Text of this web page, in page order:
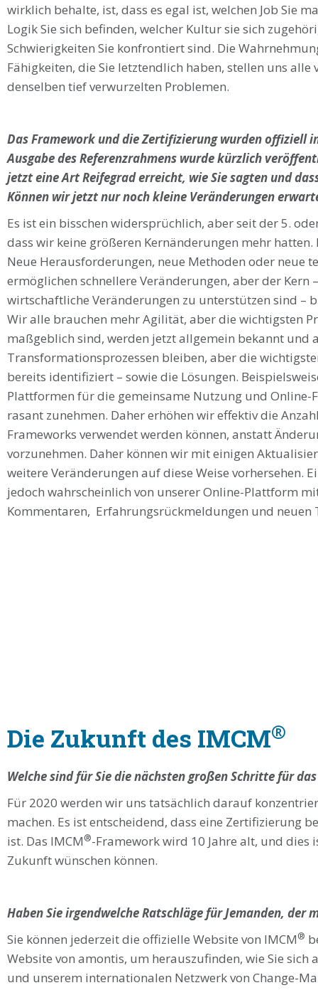
wirklich behalte, ist, dass es egal ist, welchen Job Sie
Logik Sie sich befinden, welcher Kultur sie sich
Schwierigkeiten Sie konfrontiert sind. Die
Fähigkeiten, die Sie letztendlich haben, stellen uns
denselben tief verwurzelten Problemen.
Das Framework und die Zertifizierung wurden offiziell
Ausgabe des Referenzrahmens wurde kürzlich
jetzt eine Art Reifegrad erreicht, wie Sie sagten und
Können wir jetzt nur noch kleine Veränderungen
Es ist ein bisschen widersprüchlich, aber seit der 5.
dass wir keine größeren Kernänderungen mehr
Neue Herausforderungen, neue Methoden oder neue
ermöglichen schnellere Veränderungen, aber der Kern
wirtschaftliche Veränderungen zu unterstützen sind –
Wir alle brauchen mehr Agilität, aber die wichtigsten
maßgeblich sind, werden jetzt allgemein bekannt und
Transformationsprozessen bleiben, aber die
bereits identifiziert – sowie die Lösungen.
Plattformen für die gemeinsame Nutzung und Online-
rasant zunehmen. Daher erhöhen wir effektiv die
Frameworks verwendet werden können, anstatt
vorzunehmen. Daher können wir mit einigen
weitere Veränderungen auf diese Weise vorhersehen.
jedoch wahrscheinlich von unserer Online-Plattform
Kommentaren, Erfahrungsrückmeldungen und neuen
Die Zukunft des IMCM®
Welche sind für Sie die nächsten großen Schritte für
Für 2020 werden wir uns tatsächlich darauf
machen. Es ist entscheidend, dass eine Zertifizierung
ist. Das IMCM®-Framework wird 10 Jahre alt, und dies
Zukunft wünschen können.
Haben Sie irgendwelche Ratschläge für Jemanden, der
Sie können jederzeit die offizielle Website von IMCM®
Website von amontis, um herauszufinden, wie Sie sich
und unserem internationalen Netzwerk von Change-